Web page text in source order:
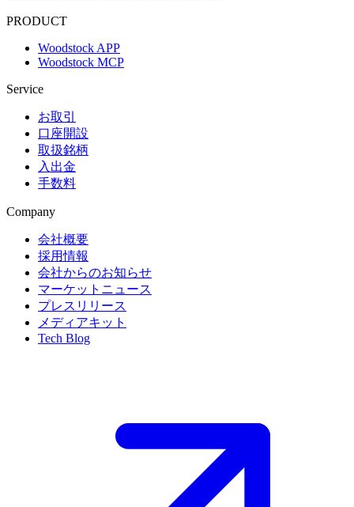
PRODUCT
Woodstock APP
Woodstock MCP
Service
お取引
口座開設
取扱銘柄
入出金
手数料
Company
会社概要
採用情報
会社からのお知らせ
マーケットニュース
プレスリリース
メディアキット
Tech Blog